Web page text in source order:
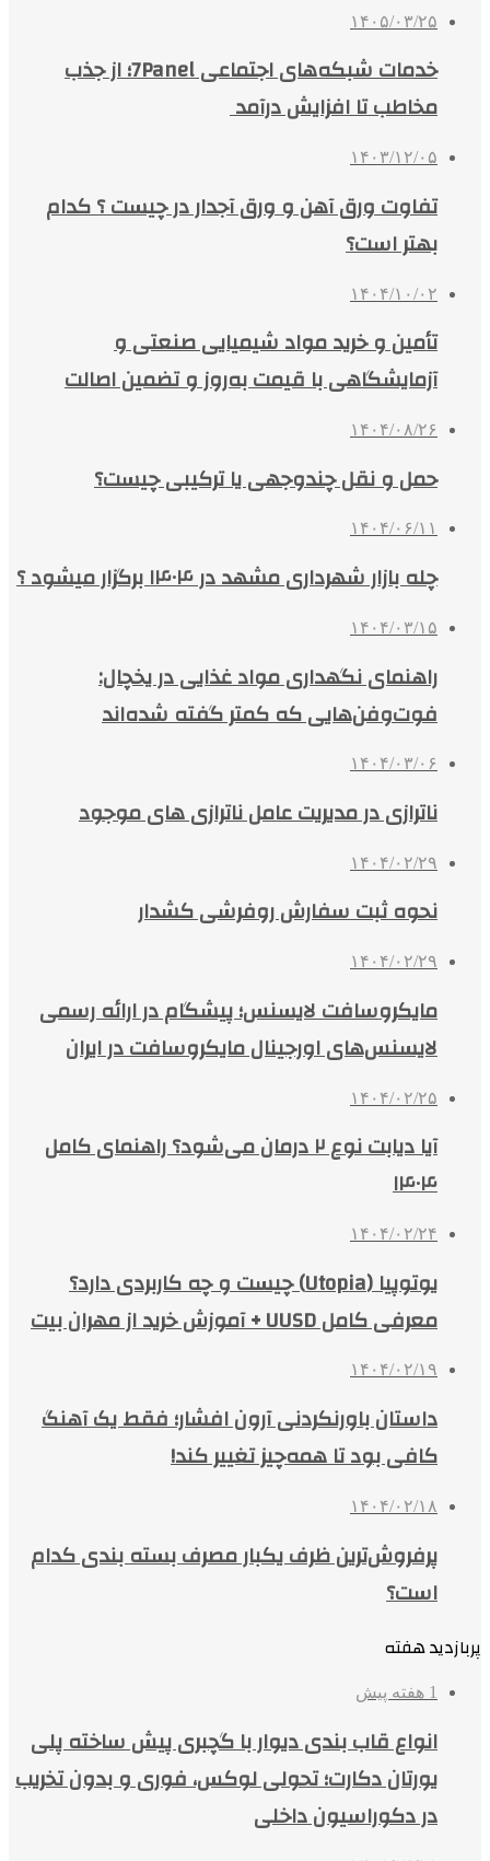
۱۴۰۵/۰۳/۲۵
خدمات شبکه‌های اجتماعی 7Panel؛ از جذب
مخاطب تا افزایش درآمد
۱۴۰۳/۱۲/۰۵
تفاوت ورق آهن و ورق آجدار در چیست ؟ کدام
بهتر است؟
۱۴۰۴/۱۰/۰۲
تأمین و خرید مواد شیمیایی صنعتی و
آزمایشگاهی با قیمت به‌روز و تضمین اصالت
۱۴۰۴/۰۸/۲۶
حمل و نقل چندوجهی یا ترکیبی چیست؟
۱۴۰۴/۰۶/۱۱
چله بازار شهرداری مشهد در ۱۴۰۴ برگزار میشود ؟
۱۴۰۴/۰۳/۱۵
راهنمای نگهداری مواد غذایی در یخچال:
فوت‌وفن‌هایی که کمتر گفته شده‌اند
۱۴۰۴/۰۳/۰۶
ناترازی در مدیریت عامل ناترازی های موجود
۱۴۰۴/۰۲/۲۹
نحوه ثبت سفارش روفرشی کشدار
۱۴۰۴/۰۲/۲۹
مایکروسافت لایسنس؛ پیشگام در ارائه رسمی
لایسنس‌های اورجینال مایکروسافت در ایران
۱۴۰۴/۰۲/۲۵
آیا دیابت نوع ۲ درمان می‌شود؟ راهنمای کامل
۱۴۰۴
۱۴۰۴/۰۲/۲۴
یوتوپیا (Utopia) چیست و چه کاربردی دارد؟
معرفی کامل UUSD + آموزش خرید از مهران بیت
۱۴۰۴/۰۲/۱۹
داستان باورنکردنی آرون افشار؛ فقط یک آهنگ
کافی بود تا همه‌چیز تغییر کند!
۱۴۰۴/۰۲/۱۸
پرفروش‌ترین ظرف یکبار مصرف بسته بندی کدام
است؟
پربازدید هفته
1 هفته پیش
انواع قاب بندی دیوار با گچبری پیش ساخته پلی
یورتان دکارت؛ تحولی لوکس، فوری و بدون تخریب
در دکوراسیون داخلی